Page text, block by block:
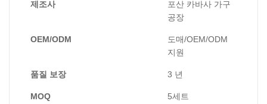
제조사
포산 카바사 가구
공장
OEM/ODM
도매/OEM/ODM
지원
품질 보장 3 년
MOQ 5세트